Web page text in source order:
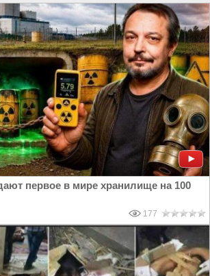
первое в мире хранилище на 100
177